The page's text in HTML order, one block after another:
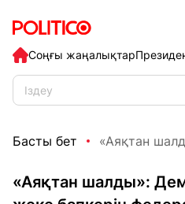
Соңғы жаңалықтар
Басты бет «Аяқтан
«Аяқтан шалды»: